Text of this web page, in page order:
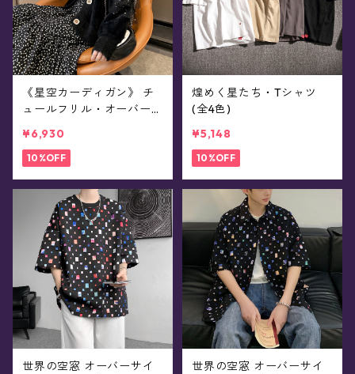
《星空カーディガン》 チ
ュールフリル・オーバーサ
¥6,930
10%OFF
煌めく星たち・Tシャツ
(全4色)
¥5,148
10%OFF
世界の空窓 オーバーサイ
世界の空窓 オーバーサイ